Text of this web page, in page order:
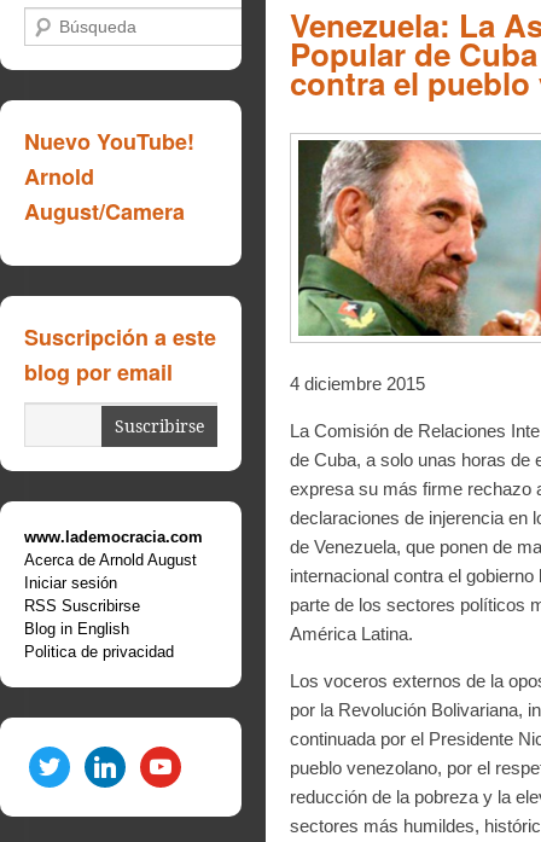
Venezuela: La
Popular de
contra el pueblo
4 diciembre 2015
La Comisión de Relaciones
de Cuba, a solo unas horas de
expresa su más firme rechazo
declaraciones de injerencia en
de Venezuela, que ponen de
internacional contra el
parte de los sectores políticos
América Latina.
Los voceros externos de la
por la Revolución Bolivariana,
continuada por el Presidente
pueblo venezolano, por el
reducción de la pobreza y la
sectores más humildes,
Buscar
Nuevo YouTube!
Arnold
August/Camera
Suscripción a este
blog por email
www.lademocracia.com
Acerca de Arnold August
Iniciar sesión
RSS Suscribirse
Blog in English
Politica de privacidad
twitter linkedin youtube